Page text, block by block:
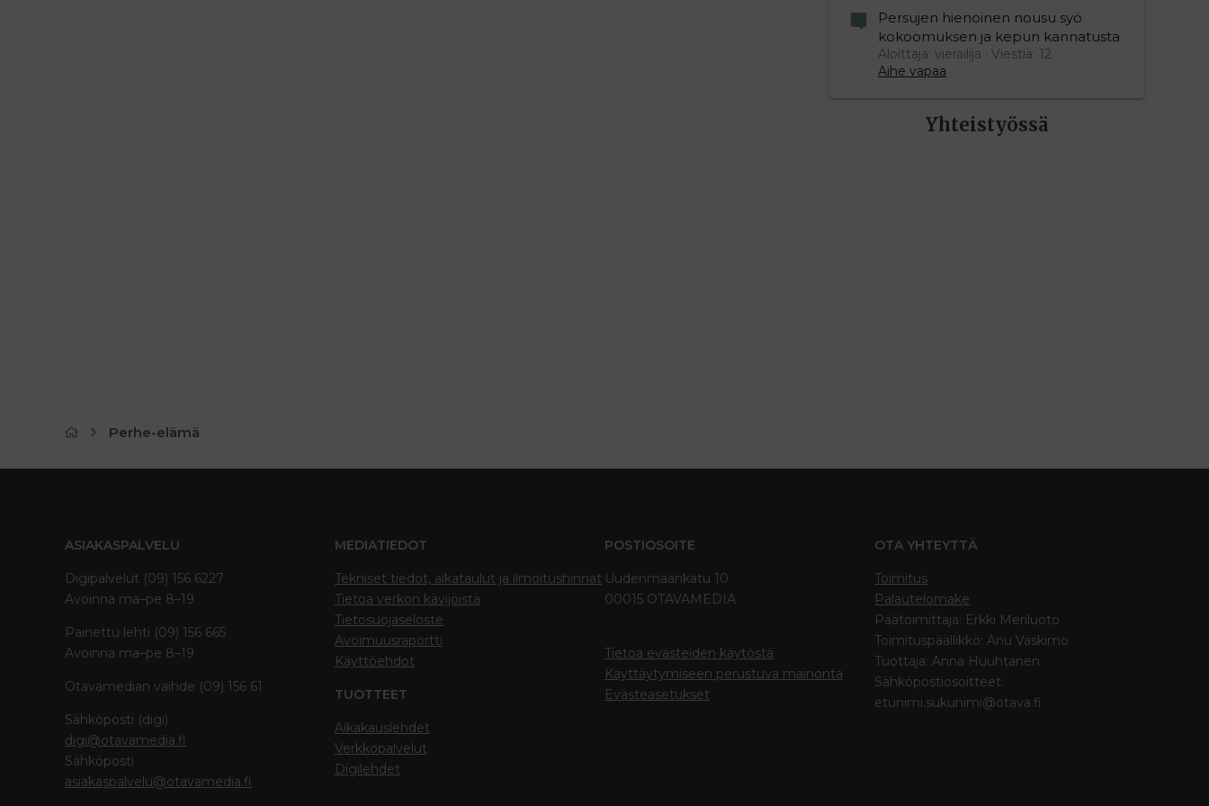
Persujen hienoinen nousu syö
kokoomuksen ja kepun kannatusta
Aloittaja: vierailija
Viestiä: 12
Aihe vapaa
Yhteistyössä
Perhe-elämä
ASIAKASPALVELU
Digipalvelut (09) 156 6227
Avoinna ma–pe 8–19
Painettu lehti (09) 156 665
Avoinna ma–pe 8–19
Otavamedian vaihde (09) 156 61
Sähköposti (digi)
digi@otavamedia.fi
Sähköposti
asiakaspalvelu@otavamedia.fi
MEDIATIEDOT
Tekniset tiedot, aikataulut ja ilmoitushinnat
Tietoa verkon kävijöistä
Tietosuojaseloste
Avoimuusraportti
Käyttöehdot
TUOTTEET
Aikakauslehdet
Verkkopalvelut
Digilehdet
POSTIOSOITE
Uudenmaankatu 10
00015 OTAVAMEDIA
Tietoa evästeiden käytöstä
Käyttäytymiseen perustuva mainonta
Evästeasetukset
OTA YHTEYTTÄ
Toimitus
Palautelomake
Päätoimittaja: Erkki Meriluoto
Toimituspäällikkö: Anu Vaskimo
Tuottaja: Anna Huuhtanen
Sähköpostiosoitteet:
etunimi.sukunimi@otava.fi